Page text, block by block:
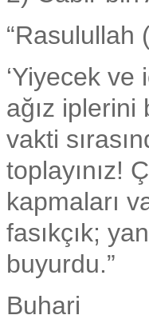
“Rasulullah
‘Yiyecek ve
ağız iplerini
vakti
toplayınız!
kapmaları
fasıkçık;
buyurdu.”
Buhari